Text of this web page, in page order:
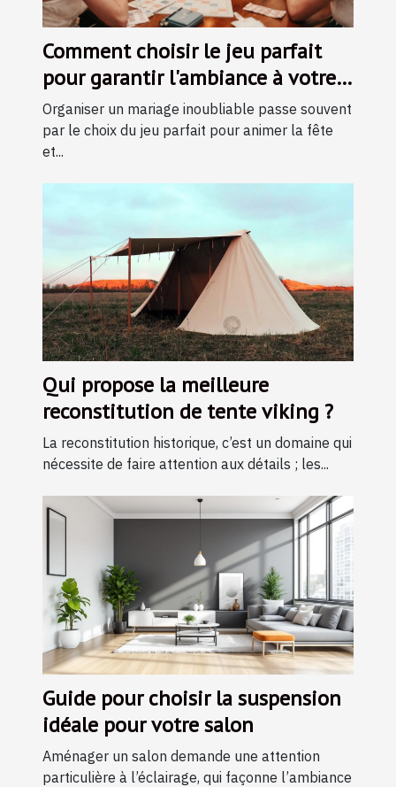
Comment choisir le jeu parfait
pour garantir l'ambiance à votre
mariage ?
Organiser un mariage inoubliable passe souvent
par le choix du jeu parfait pour animer la fête
et...
Qui propose la meilleure
reconstitution de tente viking ?
La reconstitution historique, c’est un domaine qui
nécessite de faire attention aux détails ; les...
Guide pour choisir la suspension
idéale pour votre salon
Aménager un salon demande une attention
particulière à l’éclairage, qui façonne l’ambiance